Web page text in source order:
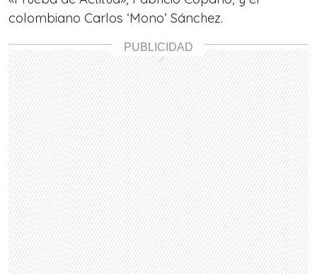
colombiano Carlos ‘Mono’ Sánchez.